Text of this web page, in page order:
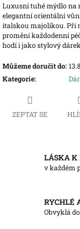
Luxusní tuhé mýdlo na
elegantní orientální
italskou majolikou. Při
promění každodenní
hodí i jako stylový
Můžeme doručit do:
Kategorie:
ZEPTAT SE
LÁSKA K
v každém
RYCHLÉ
Obvyklá